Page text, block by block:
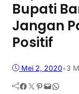
Bupati
Jangan
Positif
Mei 2, 2020•3
Facebook Twitter Pinterest Mail WhatsApp